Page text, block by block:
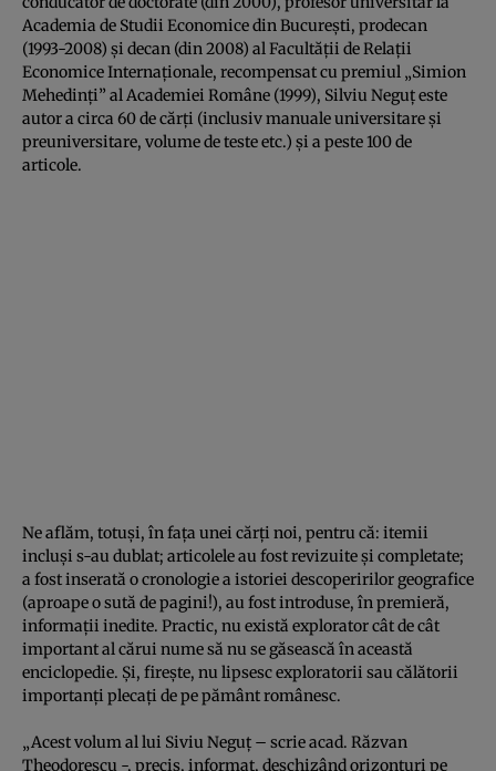
Academia de Studii Economice din Bucureşti, prodecan
(1993-2008) şi decan (din 2008) al Facultăţii de Relaţii
Economice Internaţionale, recompensat cu premiul „Simion
Mehedinţi” al Academiei Române (1999), Silviu Neguţ este
autor a circa 60 de cărţi (inclusiv manuale universitare şi
preuniversitare, volume de teste etc.) şi a peste 100 de
articole.
Ne aflăm, totuşi, în faţa unei cărţi noi, pentru că: itemii
incluşi s-au dublat; articolele au fost revizuite şi completate;
a fost inserată o cronologie a istoriei descoperirilor geografice
(aproape o sută de pagini!), au fost introduse, în premieră,
informaţii inedite. Practic, nu există explorator cât de cât
important al cărui nume să nu se găsească în această
enciclopedie. Şi, fireşte, nu lipsesc exploratorii sau călătorii
importanţi plecaţi de pe pământ românesc.
„Acest volum al lui Siviu Neguţ – scrie acad. Răzvan
Theodorescu -, precis, informat, deschizând orizonturi pe